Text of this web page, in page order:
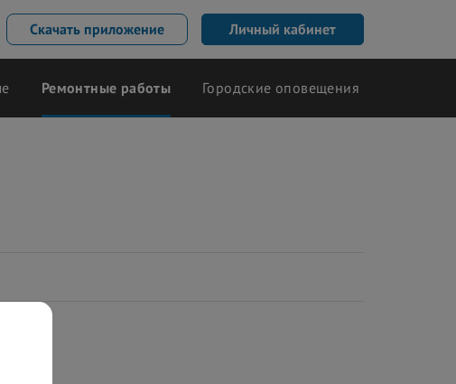
Скачать приложение Личный кабинет
Ремонтные работы Городские оповещения